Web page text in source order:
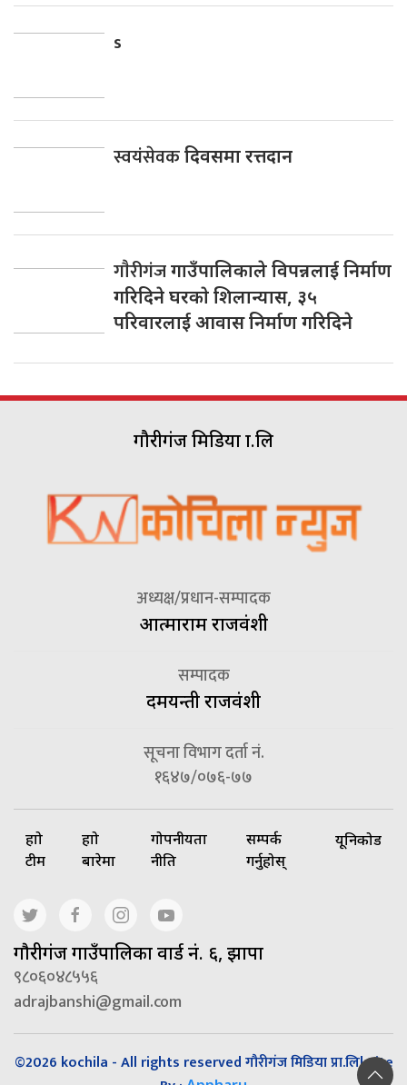
s
स्वयंसेवकदिवसमा रत्तदान
गाैरीगंजगाउँपालिकाले विपन्नलाई निर्माण
गरिदिने घरकाे शिलान्यास, ३५
परिवारलाई आवास निर्माण गरिदिने
गौरीगंज मिडिया प्रा.लि
अध्यक्ष/प्रधान-सम्पादक
आत्माराम राजवंशी
सम्पादक
दमयन्ती राजवंशी
सूचना विभाग दर्ता नं.
१६४७/०७६-७७
हाम्रो
टीम
हाम्रो
बारेमा
गोपनीयता
नीति
सम्पर्क
गर्नुहोस्
यूनिकोड
गाैरीगंज गाउँपालिका वार्ड नं. ६, झापा
९८०६०४८५५६
adrajbanshi@gmail.com
©2026 kochila - All rights reserved गौरीगंज मिडिया प्रा.लि| Site